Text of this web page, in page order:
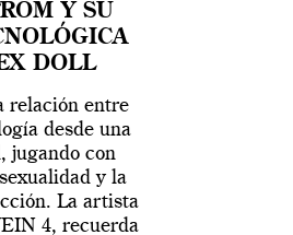
Y SU
DOLL
relación entre
desde una
jugando con
y la
La artista
4, recuerda